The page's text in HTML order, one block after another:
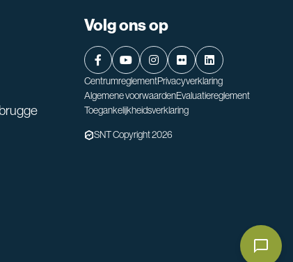
Volg ons op
CentrumreglementPrivacyverklaring
Algemene voorwaardenEvaluatiereglement
Toegankelijkheidsverklaring
SNT Copyright 2026